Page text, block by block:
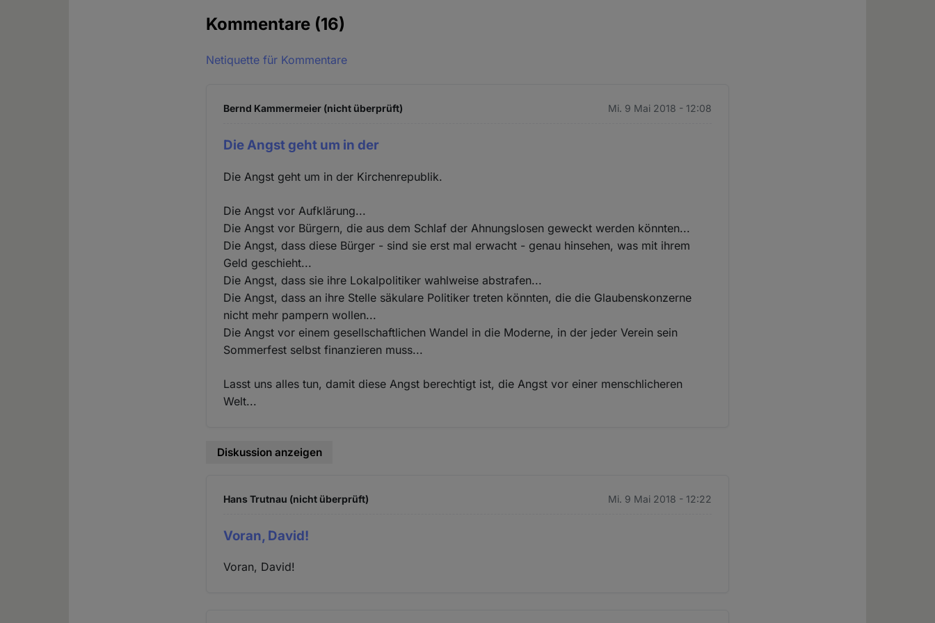
Kommentare (16)
Netiquette für Kommentare
Bernd Kammermeier (nicht überprüft) Mi. 9 Mai 2018 - 12:08
Die Angst geht um in der
Die Angst geht um in der Kirchenrepublik.
Die Angst vor Aufklärung...
Die Angst vor Bürgern, die aus dem Schlaf der Ahnungslosen geweckt werden könnten...
Die Angst, dass diese Bürger - sind sie erst mal erwacht - genau hinsehen, was mit ihrem
Geld geschieht...
Die Angst, dass sie ihre Lokalpolitiker wahlweise abstrafen...
Die Angst, dass an ihre Stelle säkulare Politiker treten könnten, die die Glaubenskonzerne
nicht mehr pampern wollen...
Die Angst vor einem gesellschaftlichen Wandel in die Moderne, in der jeder Verein sein
Sommerfest selbst finanzieren muss...
Lasst uns alles tun, damit diese Angst berechtigt ist, die Angst vor einer menschlicheren
Welt...
Diskussion anzeigen
Hans Trutnau (nicht überprüft) Mi. 9 Mai 2018 - 12:22
Voran, David!
Voran, David!